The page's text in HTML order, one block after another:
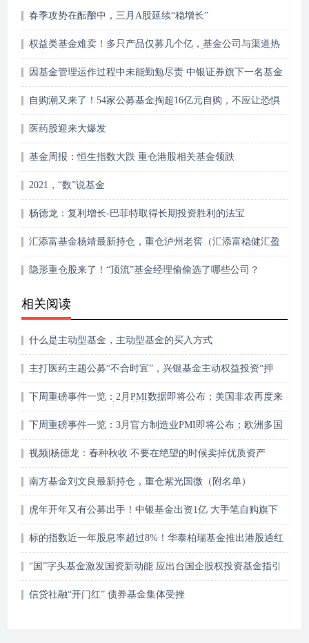
春季攻势在酝酿中，三月A股延续“稳增长”
权益类基金难卖！多只产品仅募几个亿，基金公司与渠道热
因基金管理运作过程中未能勤勉尽责 中银证券旗下一名基金
自购潮又来了！54家公募基金掏超16亿元自购，不应让恐惧
医药股迎来大爆发
基金周报：恒生指数大跌 重仓港股相关基金领跌
2021，“数”说基金
杨德龙：复利增长-巴菲特取得长期投资胜利的法宝
汇添富基金杨靖最新持仓，重仓泸州老窖（汇添富稳健汇盈
隐形重仓股来了！“顶流”基金经理偷偷选了哪些公司？
相关阅读
什么是主动型基金，主动型基金的买入方式
主打医药主题公募“不合时宜”，兴银基金主动权益投资“押
下周重磅事件一览：2月PMI数据即将公布；美国非农再度来
下周重磅事件一览：3月官方制造业PMI即将公布；欧洲多国
视频|杨德龙：春种秋收 不要在绝望的时候卖掉优质资产
南方基金刘文良最新持仓，重仓紫光国微（附名单）
虎年开年又有公募出手！中银基金出资1亿 大手笔自购旗下
标的指数近一年股息率超过8%！华泰柏瑞基金推出港股通红
“国”字头基金激发国资新动能 应出台国企股权投资基金指引
信贷社融“开门红” 债券基金集体受挫